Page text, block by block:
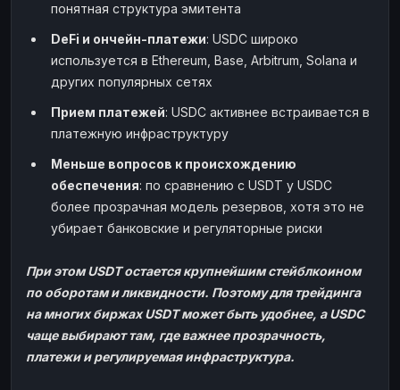
понятная структура эмитента
DeFi и ончейн-платежи: USDC широко
используется в Ethereum, Base, Arbitrum, Solana и
других популярных сетях
Прием платежей: USDC активнее встраивается в
платежную инфраструктуру
Меньше вопросов к происхождению
обеспечения: по сравнению с USDT у USDC
более прозрачная модель резервов, хотя это не
убирает банковские и регуляторные риски
При этом USDT остается крупнейшим стейблкоином
по оборотам и ликвидности. Поэтому для трейдинга
на многих биржах USDT может быть удобнее, а USDC
чаще выбирают там, где важнее прозрачность,
платежи и регулируемая инфраструктура.